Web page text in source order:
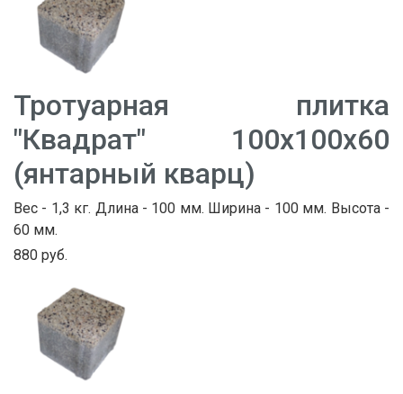
Тротуарная плитка
"Квадрат" 100х100х60
(янтарный кварц)
Вес - 1,3 кг. Длина - 100 мм. Ширина - 100 мм. Высота -
60 мм.
880 руб.